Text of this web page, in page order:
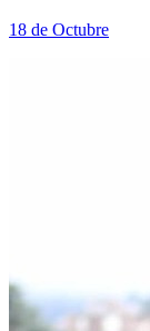
18 de Octubre